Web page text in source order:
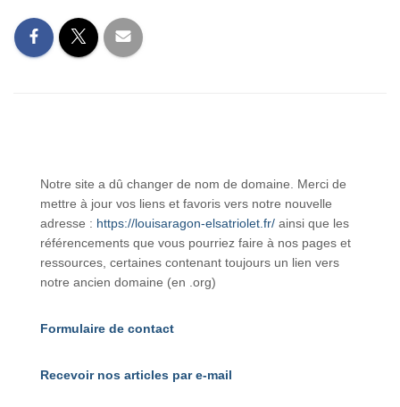
Notre site a dû changer de nom de domaine. Merci de
mettre à jour vos liens et favoris vers notre nouvelle
adresse : https://louisaragon-elsatriolet.fr/ ainsi que les
référencements que vous pourriez faire à nos pages et
ressources, certaines contenant toujours un lien vers
notre ancien domaine (en .org)
Formulaire de contact
Recevoir nos articles par e-mail